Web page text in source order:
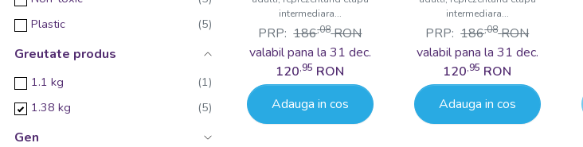
Plastic
Greutate produs
1.1 kg
1.38 kg
Gen
intermediara...
PRP: 186,08 RON
valabil pana la 31 dec.
120,95 RON
Adauga in cos
intermediara...
PRP: 186,08 RON
valabil pana la 31 dec.
120,95 RON
Adauga in cos